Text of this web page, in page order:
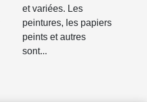
et variées. Les
peintures, les papiers
peints et autres
sont...